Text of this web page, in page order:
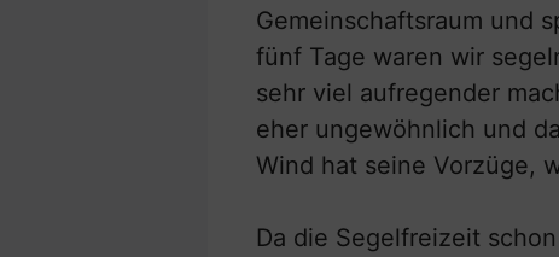
Gemeinschaftsraum und
fünf Tage waren wir
sehr viel aufregender
eher ungewöhnlich und
Wind hat seine Vorzüge,
Da die Segelfreizeit